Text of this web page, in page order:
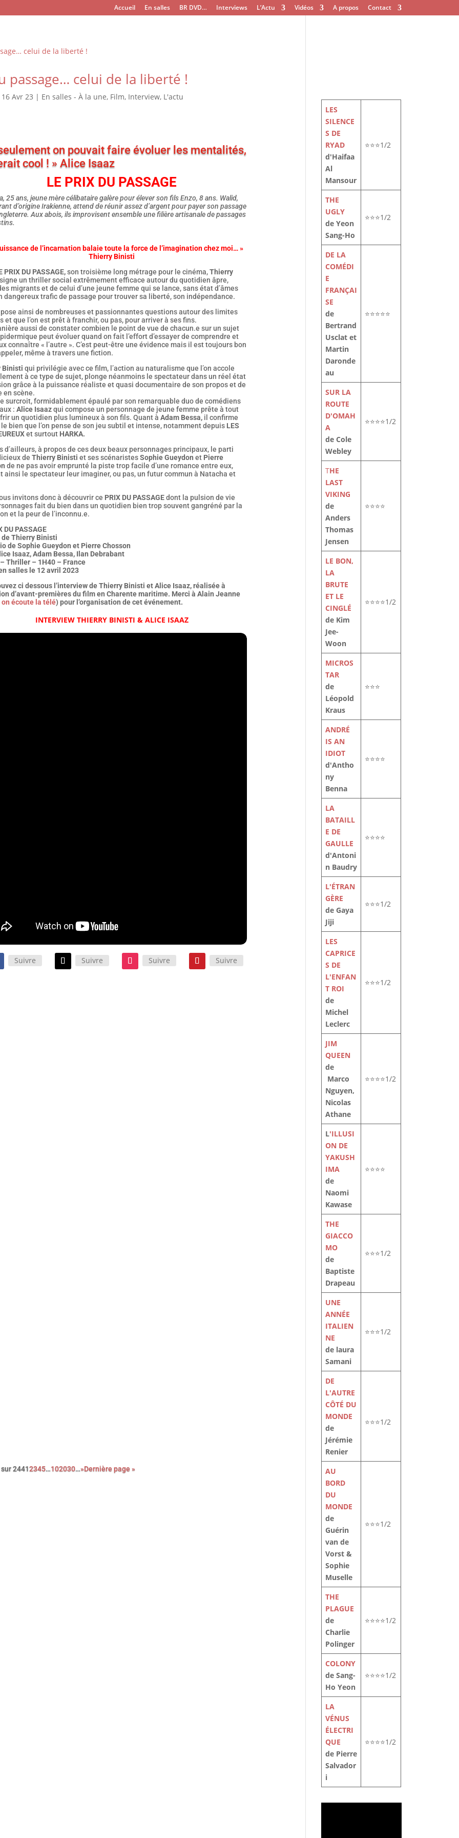
Accueil En salles BR DVD… Interviews L’Actu Vidéos A propos Contact
passage… celui de la liberté !
16 Avr 23 | En salles - À la une, Film, Interview, L'actu
on pouvait faire évoluer les mentalités,
cool ! » Alice Isaaz
LE PRIX DU PASSAGE
25 ans, jeune mère célibataire galère pour élever son fils Enzo, 8 ans. Walid,
d’origine Irakienne, attend de réunir assez d’argent pour payer son passage
Aux abois, ils improvisent ensemble une filière artisanale de passages
de l’incarnation balaie toute la force de l’imagination chez moi… »
Thierry Binisti
PRIX DU PASSAGE,son troisième long métrage pour le cinéma,Thierry
signe un thriller social extrêmement efficace autour du quotidien âpre,
migrants et de celui d’une jeune femme qui se lance, sans état d’âmes
dangereux trafic de passage pour trouver sa liberté, son indépendance.
ainsi de nombreuses et passionnantes questions autour des limites
et que l’on est prêt à franchir, ou pas, pour arriver à ses fins.
aussi de constater combien le point de vue de chacun.e sur un sujet
peut évoluer quand on fait l’effort d’essayer de comprendre et
connaître « l’autre ». C’est peut-être une évidence mais il est toujours bon
même à travers une fiction.
Binisti qui privilégie avec ce film, l’action au naturalisme que l’on accole
à ce type de sujet, plonge néanmoins le spectateur dans un réel état
grâce à la puissance réaliste et quasi documentaire de son propos et de
en scène.
surcroit, formidablement épaulé par son remarquable duo de comédiens
: Alice Isaazqui compose un personnage de jeune femme prête à tout
un quotidien plus lumineux à son fils. Quant à Adam Bessa,il confirme
bien que l’on pense de son jeu subtil et intense, notamment depuis LES
et surtout HARKA.
d’ailleurs, à propos de ces deux beaux personnages principaux, le parti
de Thierry Binisti et ses scénaristesSophie Gueydon et Pierre
de ne pas avoir emprunté la piste trop facile d’une romance entre eux,
ainsi le spectateur leur imaginer, ou pas, un futur commun à Natacha et
invitons donc à découvrir ce PRIX DU PASSAGEdont la pulsion de vie
fait du bien dans un quotidien bien trop souvent gangréné par la
et la peur de l’inconnu.e.
DU PASSAGE
de Thierry Binisti
de Sophie Gueydon et Pierre Chosson
Isaaz, Adam Bessa, Ilan Debrabant
Thriller – 1H40 – France
salles le 12 avril 2023
ci dessous l’interview de Thierry Binisti et Alice Isaaz, réalisée à
d’avant-premières du film en Charente maritime. Merci à Alain Jeanne
écoute la télé) pour l’organisation de cet événement.
INTERVIEW THIERRY BINISTI & ALICE ISAAZ
Suivre Suivre Suivre Suivre
24412345…102030…»Dernière page »
LES
SILENCE
S DE
RYAD
d'Haifaa
Al
Mansour
⭐⭐⭐1/2
THE
UGLY
de Yeon
Sang-Ho
⭐⭐⭐1/2
DE LA
COMÉDI
E
FRANÇAI
SE
de
Bertrand
Usclat et
Martin
Daronde
au
⭐⭐⭐⭐⭐
SUR LA
ROUTE
D'OMAH
A
de Cole
Webley
⭐⭐⭐⭐1/2
THE
LAST
VIKING
de
Anders
Thomas
Jensen
⭐⭐⭐⭐
LE BON,
LA
BRUTE
ET LE
CINGLÉ
de Kim
Jee-
Woon
⭐⭐⭐⭐1/2
MICROS
TAR
de
Léopold
Kraus
⭐⭐⭐
ANDRÉ
IS AN
IDIOT
d'Antho
ny
Benna
⭐⭐⭐⭐
LA
BATAILL
E DE
GAULLE
d'Antoni
n Baudry
⭐⭐⭐⭐
L'ÉTRAN
GÈRE
de Gaya
Jiji
⭐⭐⭐1/2
LES
CAPRICE
S DE
L'ENFAN
T ROI
de
Michel
Leclerc
⭐⭐⭐1/2
JIM
QUEEN
de
Marco
Nguyen,
Nicolas
Athane
⭐⭐⭐⭐1/2
L'ILLUSI
ON DE
YAKUSH
IMA
de
Naomi
Kawase
⭐⭐⭐⭐
THE
GIACCO
MO
de
Baptiste
Drapeau
⭐⭐⭐1/2
UNE
ANNÉE
ITALIEN
NE
de laura
Samani
⭐⭐⭐1/2
DE
L'AUTRE
CÔTÉ DU
MONDE
de
Jérémie
Renier
⭐⭐⭐1/2
AU
BORD
DU
MONDE
de
Guérin
van de
Vorst &
Sophie
Muselle
⭐⭐⭐1/2
THE
PLAGUE
de
Charlie
Polinger
⭐⭐⭐⭐1/2
COLONY
de Sang-
Ho Yeon
⭐⭐⭐⭐1/2
LA
VÉNUS
ÉLECTRI
QUE
de Pierre
Salvador
i
⭐⭐⭐⭐1/2